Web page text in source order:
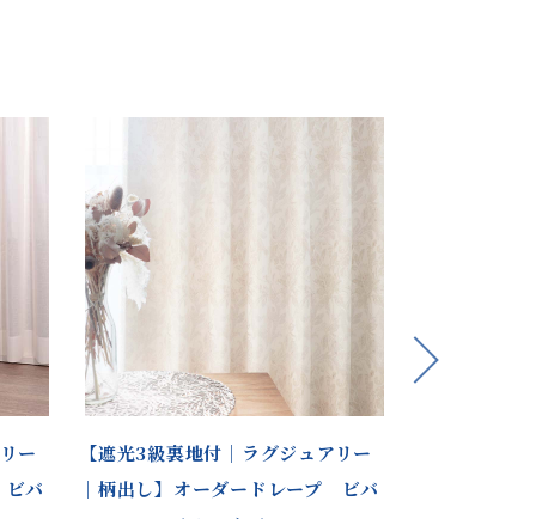
ー
バ
【遮光3級裏地付｜ラグジュアリー
｜柄出し】オーダードレープ ビバ
Next